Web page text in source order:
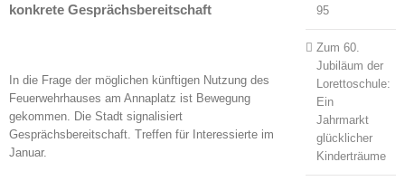
konkrete Gesprächsbereitschaft
In die Frage der möglichen künftigen Nutzung des
Feuerwehrhauses am Annaplatz ist Bewegung
gekommen. Die Stadt signalisiert
Gesprächsbereitschaft. Treffen für Interessierte im
Januar.
95
Zum 60.
Jubiläum der
Lorettoschule:
Ein
Jahrmarkt
glücklicher
Kinderträume